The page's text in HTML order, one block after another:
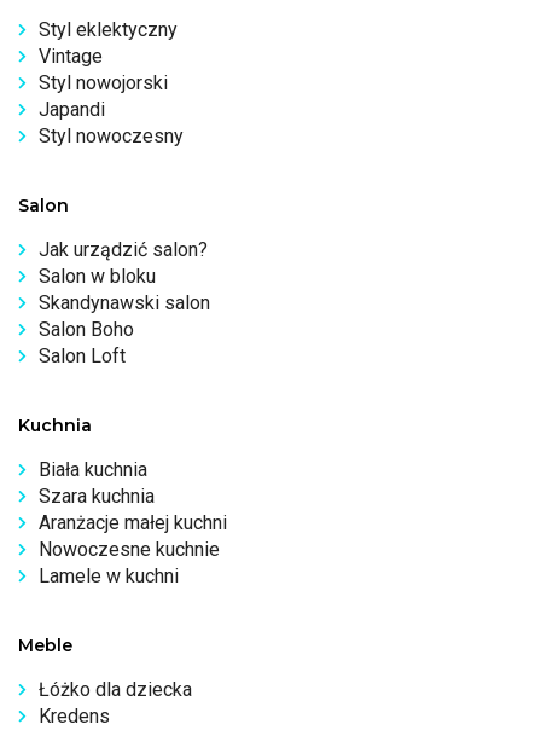
Styl eklektyczny
Vintage
Styl nowojorski
Japandi
Styl nowoczesny
Salon
Jak urządzić salon?
Salon w bloku
Skandynawski salon
Salon Boho
Salon Loft
Kuchnia
Biała kuchnia
Szara kuchnia
Aranżacje małej kuchni
Nowoczesne kuchnie
Lamele w kuchni
Meble
Łóżko dla dziecka
Kredens